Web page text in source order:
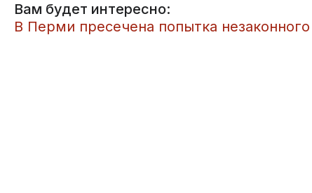
Вам будет интересно:
​В Перми пресечена попытка